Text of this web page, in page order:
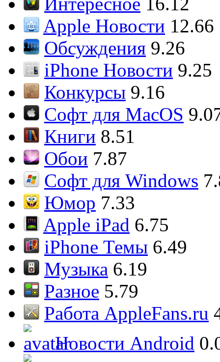
Apple Новости 12.66
Обсуждения 9.26
iPhone Новости 9.25
Конкурсы 9.16
Софт для MacOS
Книги 8.51
Обои 7.87
Софт для Windows
Юмор 7.33
Apple iPad 6.75
iPhone Темы 6.49
Музыка 6.19
Разное 5.79
Работа AppleFans.ru
Новости Android